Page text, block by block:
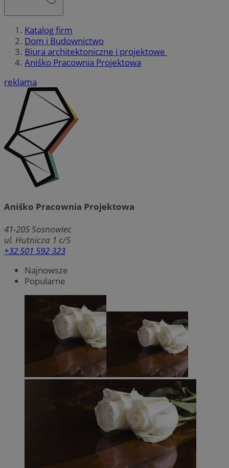
Katalog firm
Dom i Budownictwo
Biura architektoniczne i projektowe
Aniśko Pracownia Projektowa
reklama
Aniśko Pracownia Projektowa
41-205Sosnowiec
ul. Hutnicza 1 c/5
+32 501 592 323
Najnowsze
Popularne